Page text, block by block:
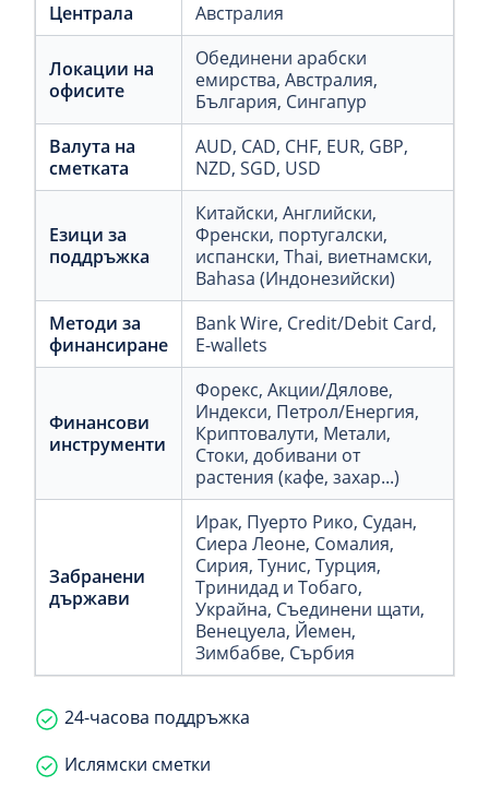
Централа Австралия
Локации на
офисите
Обединени арабски
емирства, Австралия,
България, Сингапур
Валута на
сметката
AUD, CAD, CHF, EUR, GBP,
NZD, SGD, USD
Езици за
поддръжка
Китайски, Английски,
Френски, португалски,
испански, Thai, виетнамски,
Bahasa (Индонезийски)
Методи за
финансиране
Bank Wire, Credit/Debit Card,
E-wallets
Финансови
инструменти
Форекс, Акции/Дялове,
Индекси, Петрол/Енергия,
Криптовалути, Метали,
Стоки, добивани от
растения (кафе, захар...)
Забранени
държави
Ирак, Пуерто Рико, Судан,
Сиера Леоне, Сомалия,
Сирия, Тунис, Турция,
Тринидад и Тобаго,
Украйна, Съединени щати,
Венецуела, Йемен,
Зимбабве, Сърбия
24-часова поддръжка
Ислямски сметки